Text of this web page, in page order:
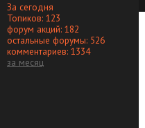
За сегодня
Топиков: 123
форум акций: 182
остальные форумы: 526
комментариев: 1334
за месяц